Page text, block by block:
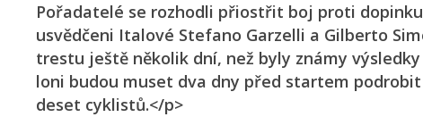
Pořadatelé se rozhodli přiostřit boj proti
usvědčeni Italové Stefano Garzelli a Gilberto
trestu ještě několik dní, než byly známy
loni budou muset dva dny před startem
deset cyklistů.</p>